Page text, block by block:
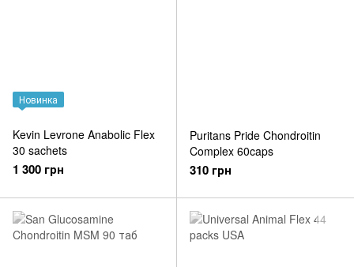
Новинка
Kevin Levrone Anabolic Flex
30 sachets
1 300 грн
Puritans Pride Chondroitin
Complex 60caps
310 грн